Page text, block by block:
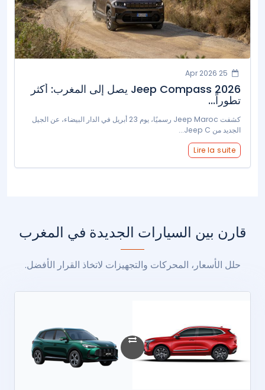
Jeep Compass 2026 يصل إلى المغرب: أكثر
تطوراً...
كشفت Jeep Maroc رسميًا، يوم 23 أبريل في الدار البيضاء، عن الجيل
الجديد من Jeep C...
Lire la suite
قارن بين السيارات الجديدة في المغرب
حلل الأسعار، المحركات والتجهيزات لاتخاذ القرار الأفضل.